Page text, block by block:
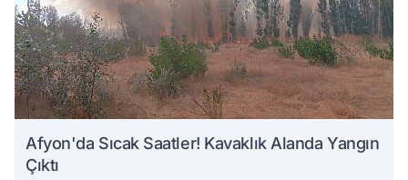
Afyon'da Sıcak Saatler! Kavaklık Alanda Yangın
Çıktı